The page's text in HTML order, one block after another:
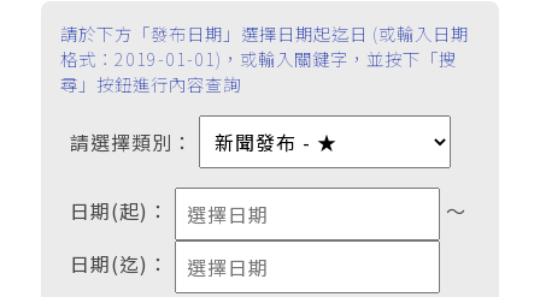
請於下方「發布日期」選擇日期起迄日 (或輸入日期
格式：2019-01-01)，或輸入關鍵字，並按下「搜
尋」按鈕進行內容查詢
請選擇類別：
日期(起)：
～
日期(迄)：